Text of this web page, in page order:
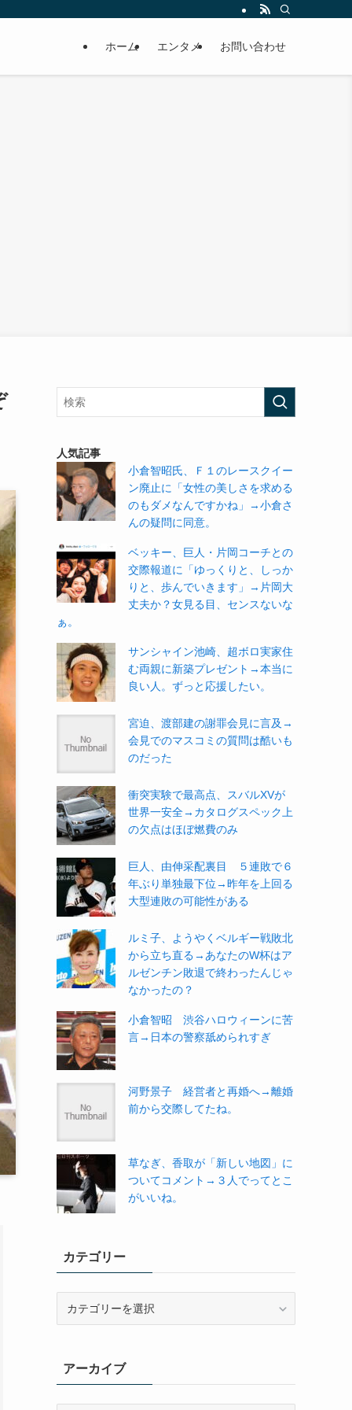
ホーム エンタメ お問い合わせ
人気記事
小倉智昭氏、Ｆ１のレースクイー
ン廃止に「女性の美しさを求める
のもダメなんですかね」→小倉さ
んの疑問に同意。
ベッキー、巨人・片岡コーチとの
交際報道に「ゆっくりと、しっか
りと、歩んでいきます」→片岡大
丈夫か？女見る目、センスないな
ぁ。
サンシャイン池崎、超ボロ実家住
む両親に新築プレゼント→本当に
良い人。ずっと応援したい。
宮迫、渡部建の謝罪会見に言及→
会見でのマスコミの質問は酷いも
のだった
衝突実験で最高点、スバルXVが
世界一安全→カタログスペック上
の欠点はほぼ燃費のみ
巨人、由伸采配裏目 ５連敗で６
年ぶり単独最下位→昨年を上回る
大型連敗の可能性がある
ルミ子、ようやくベルギー戦敗北
から立ち直る→あなたのW杯はア
ルゼンチン敗退で終わったんじゃ
なかったの？
小倉智昭 渋谷ハロウィーンに苦
言→日本の警察舐められすぎ
河野景子 経営者と再婚へ→離婚
前から交際してたね。
草なぎ、香取が「新しい地図」に
ついてコメント→３人でってとこ
がいいね。
カテゴリー
ーアーカイブ